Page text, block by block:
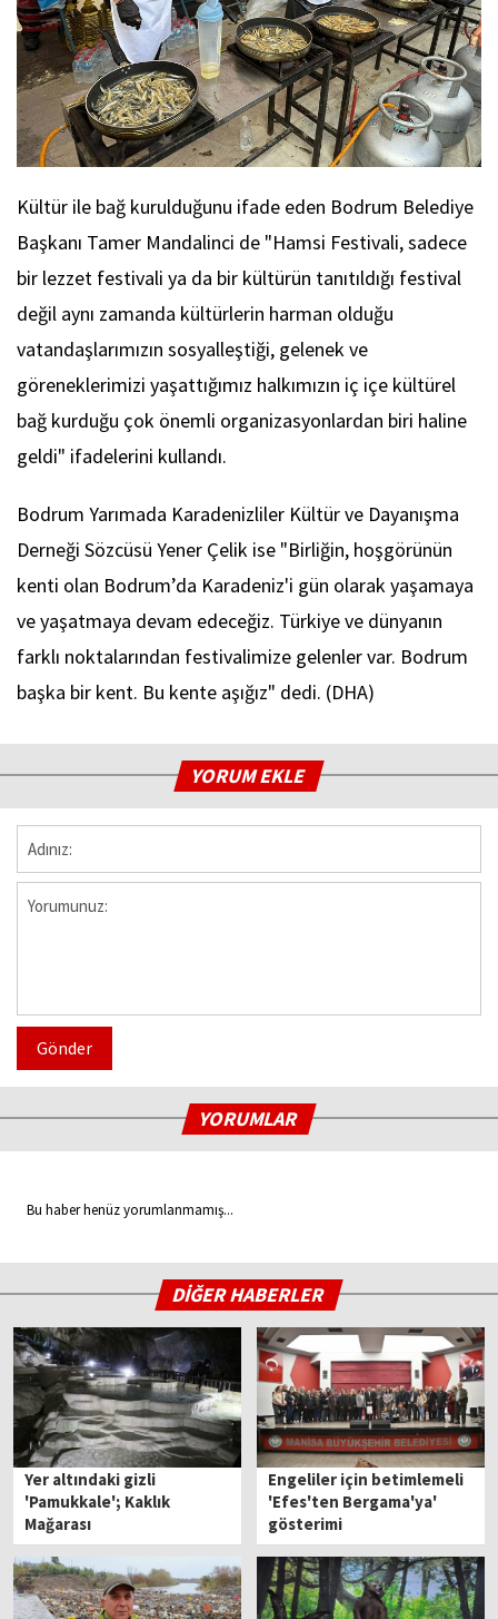
Kültür ile bağ kurulduğunu ifade eden Bodrum Belediye
Başkanı Tamer Mandalinci de "Hamsi Festivali, sadece
bir lezzet festivali ya da bir kültürün tanıtıldığı festival
değil aynı zamanda kültürlerin harman olduğu
vatandaşlarımızın sosyalleştiği, gelenek ve
göreneklerimizi yaşattığımız halkımızın iç içe kültürel
bağ kurduğu çok önemli organizasyonlardan biri haline
geldi" ifadelerini kullandı.
Bodrum Yarımada Karadenizliler Kültür ve Dayanışma
Derneği Sözcüsü Yener Çelik ise "Birliğin, hoşgörünün
kenti olan Bodrum’da Karadeniz'i gün olarak yaşamaya
ve yaşatmaya devam edeceğiz. Türkiye ve dünyanın
farklı noktalarından festivalimize gelenler var. Bodrum
başka bir kent. Bu kente aşığız" dedi. (DHA)
YORUM EKLE
Gönder
YORUMLAR
Bu haber henüz yorumlanmamış...
DİĞER HABERLER
Yer altındaki gizli
'Pamukkale'; Kaklık
Mağarası
Engeliler için betimlemeli
'Efes'ten Bergama'ya'
gösterimi